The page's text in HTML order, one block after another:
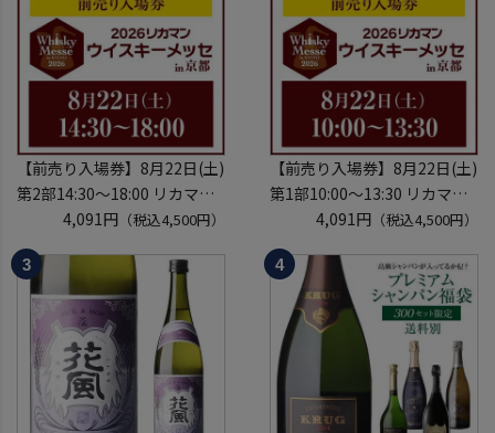
【前売り入場券】8月22日(土)
第2部14:30～18:00 リカマン
ウイスキーメッセ in京都
2026 1枚
入場券となるeチケットは【8
月中旬】にメールにて配信予
※代引き決済不可
4,091円（税込4,500円）
【前売り入場券】8月22日(土)
第1部10:00～13:30 リカマン
ウイスキーメッセ in京都
2026 1枚
入場券となるeチケットは【8
月中旬】にメールにて配信予
※代引き決済不可
4,091円 （税込4,500円）